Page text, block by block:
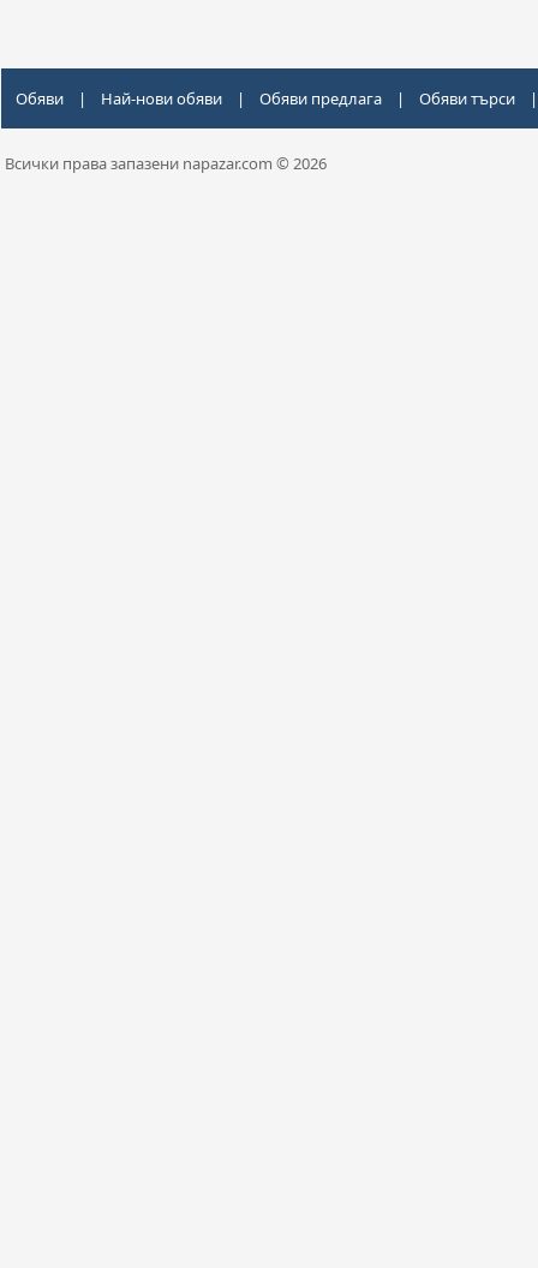
Обяви | Най-нови обяви | Обяви предлага | Обяви търси |
Всички права запазени napazar.com © 2026